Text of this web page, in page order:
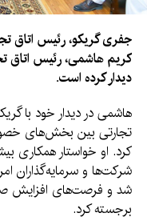
جفری گریکو، رئیس اتاق
کریم هاشمی، رئیس اتاق
دیدار کرده است.
هاشمی در دیدار خود با
تجارتی بین بخش‌های
کرد. او خواستار همکاری
شرکت‌ها و سرمایه‌گذاران
شد و فرصت‌های افزایش
برجسته کرد.